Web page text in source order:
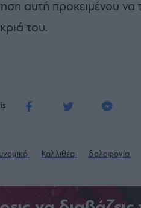
αυτή προκειμένου
του.
Καλλιθέα δολοφονία